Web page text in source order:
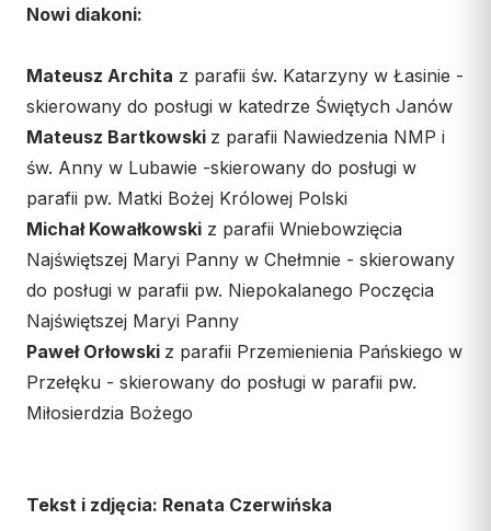
Nowi diakoni:
Mateusz Archita z parafii św. Katarzyny w Łasinie -
skierowany do posługi w katedrze Świętych Janów
Mateusz Bartkowski z parafii Nawiedzenia NMP i
św. Anny w Lubawie -skierowany do posługi w
parafii pw. Matki Bożej Królowej Polski
Michał Kowałkowski z parafii Wniebowzięcia
Najświętszej Maryi Panny w Chełmnie - skierowany
do posługi w parafii pw. Niepokalanego Poczęcia
Najświętszej Maryi Panny
Paweł Orłowski z parafii Przemienienia Pańskiego w
Przełęku - skierowany do posługi w parafii pw.
Miłosierdzia Bożego
Tekst i zdjęcia: Renata Czerwińska